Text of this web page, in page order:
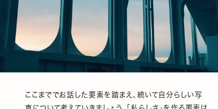
ここまででお話した要素を踏まえ、続いて自分らしい写